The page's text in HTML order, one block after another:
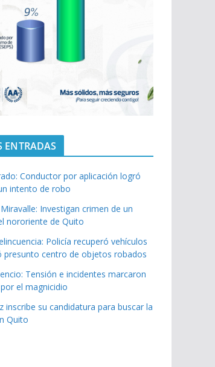
ENTRADAS
Conductor por aplicación logró
intento de robo
Investigan crimen de un
nororiente de Quito
Policía recuperó vehículos
presunto centro de objetos robados
Tensión e incidentes marcaron
el magnicidio
inscribe su candidatura para buscar la
Quito